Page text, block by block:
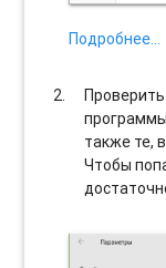
Подробнее…
также те,
Чтобы